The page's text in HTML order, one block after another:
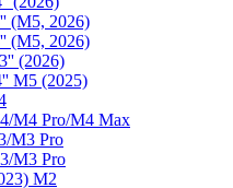
(M5, 2026)
(M5, 2026)
(2026)
M5 (2025)
M4 Pro/M4 Max
M3 Pro
M3 Pro
M2